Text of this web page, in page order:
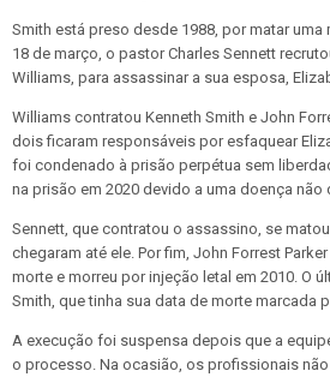
Smith está preso desde 1988, por matar uma
18 de março, o pastor Charles Sennett
Williams, para assassinar a sua esposa,
Williams contratou Kenneth Smith e John
dois ficaram responsáveis por esfaquear
foi condenado à prisão perpétua sem
na prisão em 2020 devido a uma doença não
Sennett, que contratou o assassino, se
chegaram até ele. Por fim, John Forrest
morte e morreu por injeção letal em 2010. O
Smith, que tinha sua data de morte marcada
A execução foi suspensa depois que a
o processo. Na ocasião, os profissionais